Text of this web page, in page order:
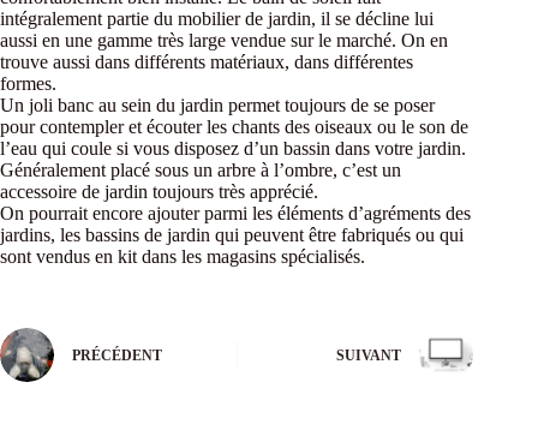
intégralement partie du mobilier de jardin, il se décline lui
aussi en une gamme très large vendue sur le marché. On en
trouve aussi dans différents matériaux, dans différentes
formes.
Un joli banc au sein du jardin permet toujours de se poser
pour contempler et écouter les chants des oiseaux ou le son de
l’eau qui coule si vous disposez d’un bassin dans votre jardin.
Généralement placé sous un arbre à l’ombre, c’est un
accessoire de jardin toujours très apprécié.
On pourrait encore ajouter parmi les éléments d’agréments des
jardins, les bassins de jardin qui peuvent être fabriqués ou qui
sont vendus en kit dans les magasins spécialisés.
PRÉCÉDENT SUIVANT